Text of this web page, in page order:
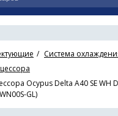
Система
Ocypus Delta A40 SE WH
GL)